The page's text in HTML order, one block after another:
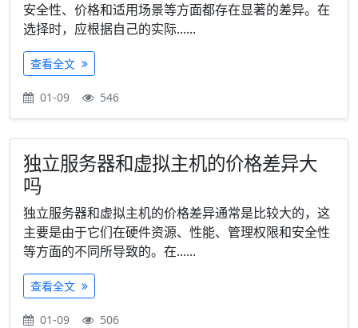
安全性、价格和适用场景等方面都存在显著的差异。在
选择时，应根据自己的实际......
查看全文
01-09 546
独立服务器和虚拟主机的价格差异大
吗
独立服务器和虚拟主机的价格差异通常是比较大的，这
主要是由于它们在硬件资源、性能、管理权限和安全性
等方面的不同所导致的。在......
查看全文
01-09 506